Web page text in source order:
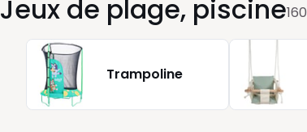
Jeux de plage, piscine160
Trampoline